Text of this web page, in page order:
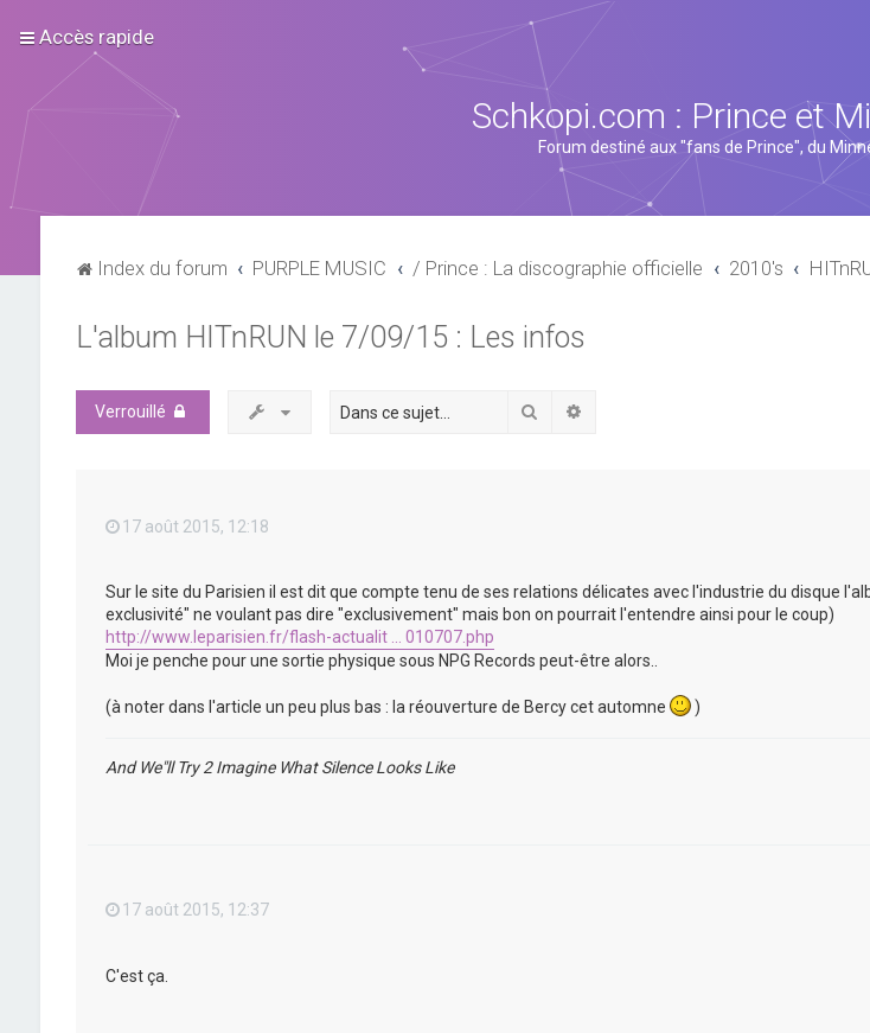
Accès rapide
Schkopi.com : Prince et
Forum destiné aux "fans de Prince", du
Index du forum PURPLE MUSIC / Prince : La discographie officielle 2010's
L'album HITnRUN le 7/09/15 : Les infos
Verrouillé Rechercher
17 août 2015, 12:18
Sur le site du Parisien il est dit que compte tenu de ses relations délicates avec l'industrie du disque
exclusivité" ne voulant pas dire "exclusivement" mais bon on pourrait l'entendre ainsi pour le coup)
http://www.leparisien.fr/flash-actualit ... 010707.php
Moi je penche pour une sortie physique sous NPG Records peut-être alors..
(à noter dans l'article un peu plus bas : la réouverture de Bercy cet automne )
And We"ll Try 2 Imagine What Silence Looks Like
17 août 2015, 12:37
C'est ça.